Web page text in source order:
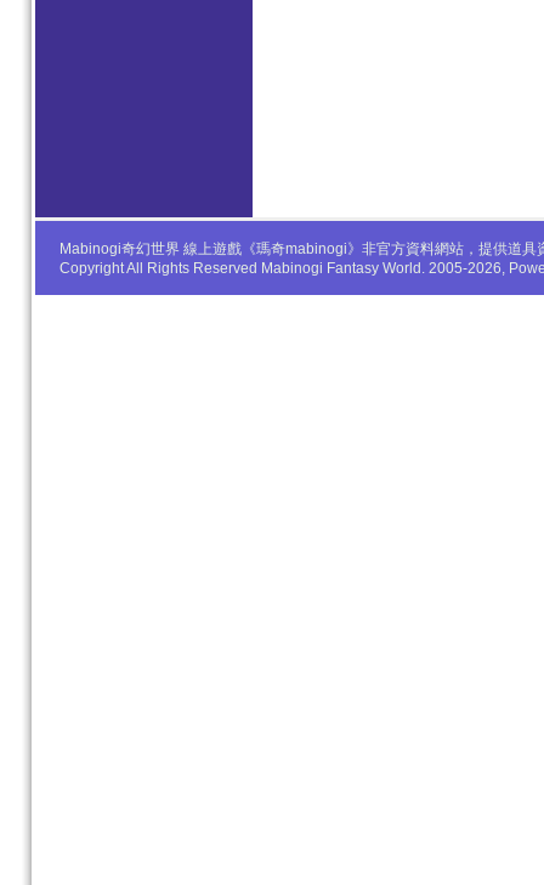
Mabinogi奇幻世界 線上遊戲《瑪奇mabinogi》非官方資料網站，提供道
Copyright All Rights Reserved Mabinogi Fantasy World. 2005-2026,